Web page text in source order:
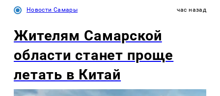
Новости Самары час назад
Жителям Самарской
области станет проще
летать в Китай